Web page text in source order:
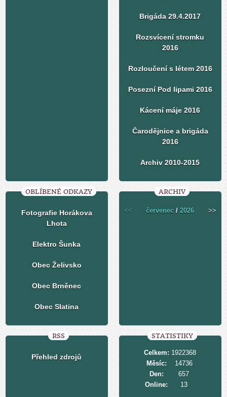
Brigáda 29.4.2017
Rozsvícení stromku
2016
Rozloučení s létem 2016
Posezní Pod lipami 2016
Kácení máje 2016
Čarodějnice a brigáda
2016
Archiv 2010-2015
OBLÍBENÉ ODKAZY
Fotografie Horákova
Lhota
Elektro Šunka
Obec Želivsko
Obec Brněnec
Obec Slatina
ARCHIV
<< červenec /2026 >>
RSS
Přehled zdrojů
STATISTIKY
Online: 13
Celkem: 1922368
Měsíc:
14736
Den:
657